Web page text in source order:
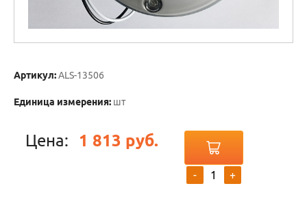
Артикул:ALS-13506
Единица измерения: шт
Цена: 1 813 руб.
- +